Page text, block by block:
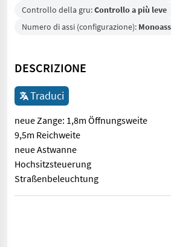
Controllo della gru:Controllo a più leve
Numero di assi (configurazione):
DESCRIZIONE
Traduci
neue Zange: 1,8m Öffnungsweite
9,5m Reichweite
neue Astwanne
Hochsitzsteuerung
Straßenbeleuchtung
neue Zange: 1,8m Öffnungsweite